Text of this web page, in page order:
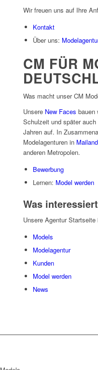
Wir freuen uns auf Ihre
Kontakt
Über uns:
CM FÜR
Was macht unser CM
Unsere New Faces bauen
Schulzeit und später
Jahren auf. In
Modelagenturen in Mailand
anderen Metropolen.
Bewerbung
Lernen: Model werden
Was
Unsere Agentur
Models
Modelagentur
Kunden
Model werden
News